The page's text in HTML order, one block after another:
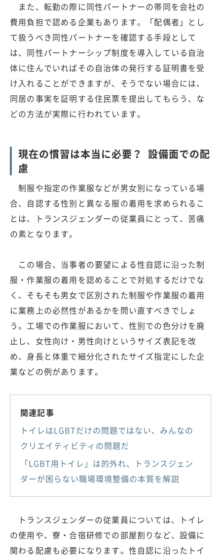
また、転勤の際に同性パートナーの帯同を会社の
費用負担で認める企業もあります。「配偶者」とし
て扱うべき同性パートナーを確認する手段として
は、同性パートナーシップ制度を導入している自治
体に住んでいればその自治体の発行する証明書を受
け入れることができますが、そうでない場合には、
同居の事実を証明する住民票を提出してもらう、な
どの方法が実際に行われています。
現在の慣習は本当に必要？ 設備面での配
慮
制服や指定の作業服などが男女別になっている場
合、自認する性別と異なる服の着用を求められるこ
とは、トランスジェンダーの従業員にとって、苦痛
の素となります。
この場合、当事者の要望による性自認に沿った制
服・作業服の着用を認めることで対処するだけでな
く、そもそも男女で区別された制服や作業服の着用
に業務上の必然性があるかを問い直すべきでしょ
う。工場での作業服において、性別での色分けを廃
止し、女性向け・男性向けというサイズ表記を改
め、身長と体重で細分化されたサイズ指定にした企
業などの例があります。
関連記事
トイレはLGBTだけの問題ではない、みんなの
クリエイティビティの問題だ
「LGBT用トイレ」は的外れ、トランスジェン
ダーが困らない職場環境整備の本質を解説
トランスジェンダーの従業員については、トイレ
の使用や、寮・合宿研修での部屋割りなど、設備に
関わる配慮も必要になります。性自認に沿ったトイ